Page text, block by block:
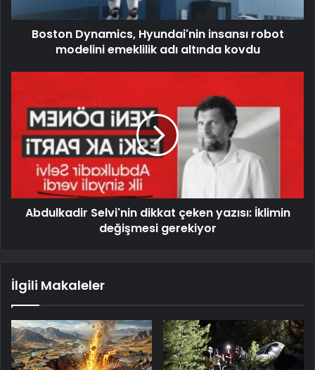
Boston Dynamics, Hyundai'nin insansı robot
modelini emeklilik adı altında kovdu
Abdulkadir Selvi'nin dikkat çeken yazısı: İklimin
değişmesi gerekiyor
İlgili Makaleler